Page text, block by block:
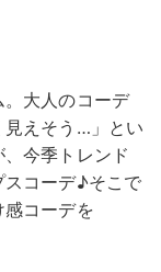
大人のコーデ
見えそう…」とい
今季トレンド
スコーデ♪そこで
コーデを